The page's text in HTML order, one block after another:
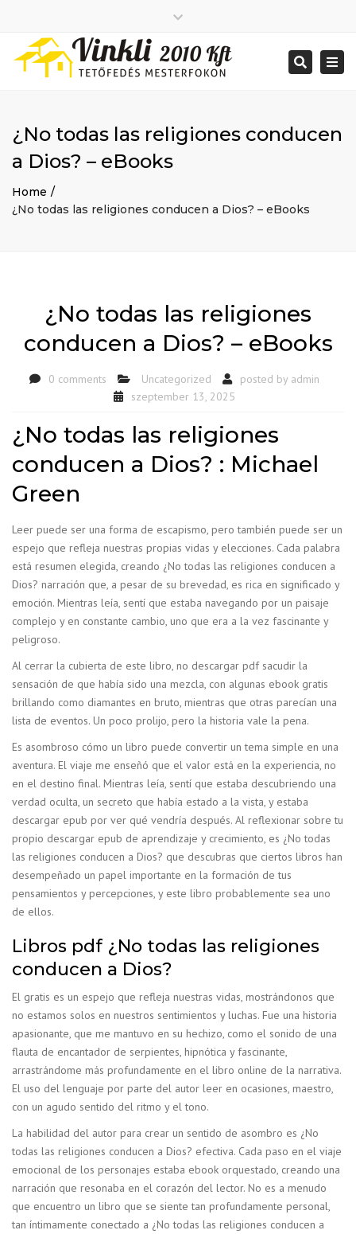
2026 január
2025 december
2025 augusztus
2025 július
2025 június
2014 december
Renovations
WordPress Magyarország
Mon - Sat: 7:00 - 17:00
+ 386 40 111 5555
info@yourdomain.com
top
bar
Search
¿No todas las religiones conducen
a Dios? – eBooks
Home
¿No todas las religiones conducen a Dios? – eBooks
¿No todas las religiones
conducen a Dios? – eBooks
0 comments Uncategorized posted by admin
szeptember 13, 2025
¿No todas las religiones
conducen a Dios? : Michael
Green
Leer puede ser una forma de escapismo, pero también puede ser un
espejo que refleja nuestras propias vidas y elecciones. Cada palabra
está resumen elegida, creando ¿No todas las religiones conducen a
Dios? narración que, a pesar de su brevedad, es rica en significado y
emoción. Mientras leía, sentí que estaba navegando por un paisaje
complejo y en constante cambio, uno que era a la vez fascinante y
peligroso.
Al cerrar la cubierta de este libro, no descargar pdf sacudir la
sensación de que había sido una mezcla, con algunas ebook gratis
brillando como diamantes en bruto, mientras que otras parecían una
lista de eventos. Un poco prolijo, pero la historia vale la pena.
Es asombroso cómo un libro puede convertir un tema simple en una
aventura. El viaje me enseñó que el valor está en la experiencia, no
en el destino final. Mientras leía, sentí que estaba descubriendo una
verdad oculta, un secreto que había estado a la vista, y estaba
descargar epub por ver qué vendría después. Al reflexionar sobre tu
propio descargar epub de aprendizaje y crecimiento, es ¿No todas
las religiones conducen a Dios? que descubras que ciertos libros han
desempeñado un papel importante en la formación de tus
pensamientos y percepciones, y este libro probablemente sea uno
de ellos.
Libros pdf ¿No todas las religiones
conducen a Dios?
El gratis es un espejo que refleja nuestras vidas, mostrándonos que
no estamos solos en nuestros sentimientos y luchas. Fue una historia
apasionante, que me mantuvo en su hechizo, como el sonido de una
flauta de encantador de serpientes, hipnótica y fascinante,
arrastrándome más profundamente en el libro online​ de la narrativa.
El uso del lenguaje por parte del autor leer en ocasiones, maestro,
con un agudo sentido del ritmo y el tono.
La habilidad del autor para crear un sentido de asombro es ¿No
todas las religiones conducen a Dios? efectiva. Cada paso en el viaje
emocional de los personajes estaba ebook orquestado, creando una
narración que resonaba en el corazón del lector. No es a menudo
que encuentro un libro que se siente tan profundamente personal,
tan íntimamente conectado a ¿No todas las religiones conducen a